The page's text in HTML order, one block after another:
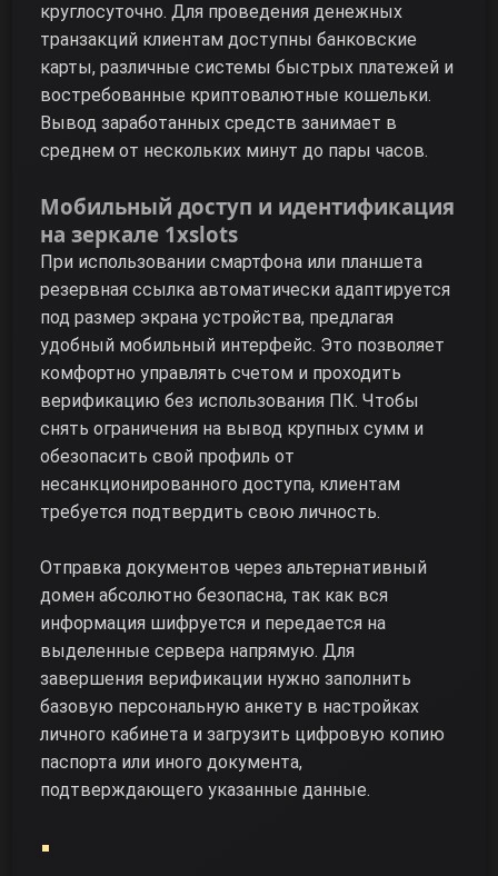
круглосуточно. Для проведения денежных
транзакций клиентам доступны банковские
карты, различные системы быстрых платежей и
востребованные криптовалютные кошельки.
Вывод заработанных средств занимает в
среднем от нескольких минут до пары часов.
Мобильный доступ и идентификация
на зеркале 1xslots
При использовании смартфона или планшета
резервная ссылка автоматически адаптируется
под размер экрана устройства, предлагая
удобный мобильный интерфейс. Это позволяет
комфортно управлять счетом и проходить
верификацию без использования ПК. Чтобы
снять ограничения на вывод крупных сумм и
обезопасить свой профиль от
несанкционированного доступа, клиентам
требуется подтвердить свою личность.
Отправка документов через альтернативный
домен абсолютно безопасна, так как вся
информация шифруется и передается на
выделенные сервера напрямую. Для
завершения верификации нужно заполнить
базовую персональную анкету в настройках
личного кабинета и загрузить цифровую копию
паспорта или иного документа,
подтверждающего указанные данные.